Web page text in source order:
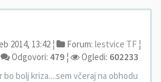
2014, 13:42 ¦ Forum: lestvice TF ¦
Odgovori: 479 ¦ Ogledi: 602233
bo bolj kriza....sem včeraj na obhodu